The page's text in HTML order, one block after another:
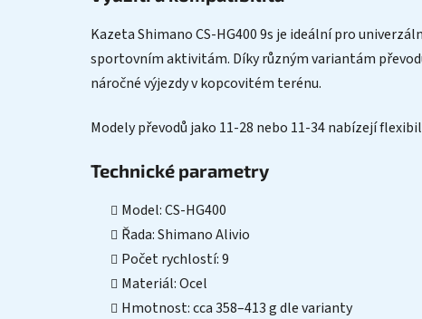
Kazeta Shimano CS-HG400 9s je ideální pro
sportovním aktivitám. Díky různým variantám
náročné výjezdy v kopcovitém terénu.
Modely převodů jako 11-28 nebo 11-34 nabízejí
Technické parametry
Model: CS-HG400
Řada: Shimano Alivio
Počet rychlostí: 9
Materiál: Ocel
Hmotnost: cca 358–413 g dle varianty